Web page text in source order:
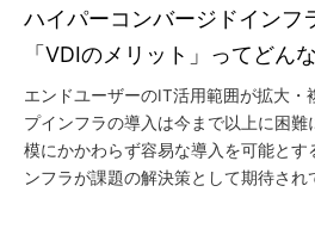
ハイパーコンバージドインフ
「VDIのメリット」ってどん
エンドユーザーのIT活用範囲が拡大・
プインフラの導入は今まで以上に困難
模にかかわらず容易な導入を可能とす
ンフラが課題の解決策として期待され